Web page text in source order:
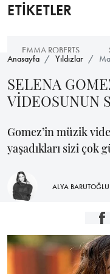
ETİKETLER
EMMA ROBERTS
Anasayfa Yıldızlar
SELENA
VİDEOSUNUN
Gomez’in müzik
yaşadıkları sizi çok
ALYA BARUTOĞLU